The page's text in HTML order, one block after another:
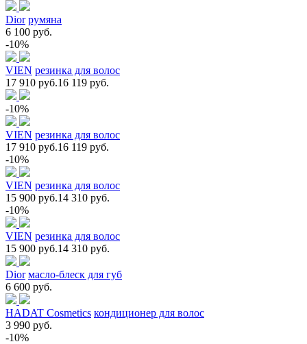
Dior румяна
6 100 руб.
-10%
VIEN резинка для волос
17 910 руб.16 119 руб.
-10%
VIEN резинка для волос
17 910 руб.16 119 руб.
-10%
VIEN резинка для волос
15 900 руб.14 310 руб.
-10%
VIEN резинка для волос
15 900 руб.14 310 руб.
Dior масло-блеск для губ
6 600 руб.
HADAT Cosmetics кондиционер для волос
3 990 руб.
-10%